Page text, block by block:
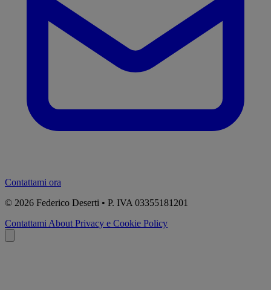
Contattami ora
© 2026 Federico Deserti • P. IVA 03355181201
Contattami About Privacy e Cookie Policy